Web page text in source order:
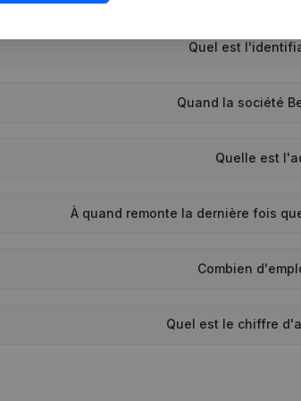
Quel est
Quand la société
Quelle est
À quand remonte la dernière fois
Combien
Quel est le chiffre